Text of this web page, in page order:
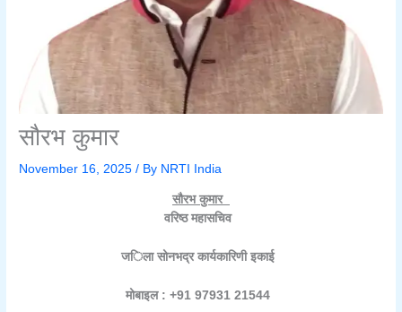
सौरभ कुमार
November 16, 2025/ By NRTI India
सौरभ कुमार
वरिष्ठ महासचिव
जिला सोनभद्र कार्यकारिणी इकाई
मोबाइल : +91 97931 21544